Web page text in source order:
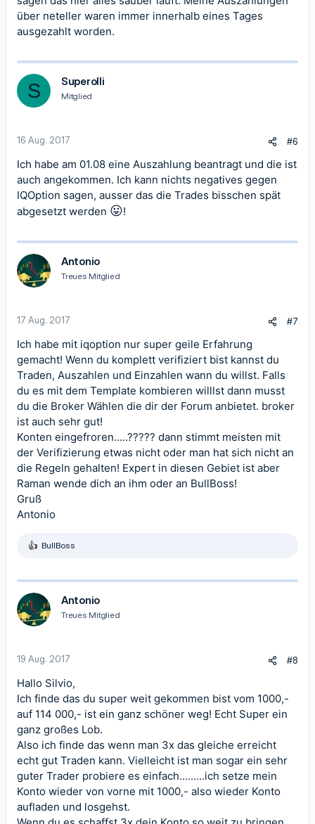
über neteller waren immer innerhalb eines Tages
ausgezahlt worden.
S Superolli
Mitglied
16 Aug. 2017 #6
Ich habe am 01.08 eine Auszahlung beantragt und die ist
auch angekommen. Ich kann nichts negatives gegen
IQOption sagen, ausser das die Trades bisschen spät
abgesetzt werden 😛!
Antonio
Treues Mitglied
17 Aug. 2017 #7
Ich habe mit iqoption nur super geile Erfahrung
gemacht! Wenn du komplett verifiziert bist kannst du
Traden, Auszahlen und Einzahlen wann du willst. Falls
du es mit dem Template kombieren willlst dann musst
du die Broker Wählen die dir der Forum anbietet. broker
ist auch sehr gut!
Konten eingefroren.....????? dann stimmt meisten mit
der Verifizierung etwas nicht oder man hat sich nicht an
die Regeln gehalten! Expert in diesen Gebiet ist aber
Raman wende dich an ihm oder an BullBoss!
Gruß
Antonio
R
k
t
i
o
n
:
BullBoss
Antonio
Treues Mitglied
19 Aug. 2017 #8
Hallo Silvio,
Ich finde das du super weit gekommen bist vom 1000,-
auf 114 000,- ist ein ganz schöner weg! Echt Super ein
ganz großes Lob.
Also ich finde das wenn man 3x das gleiche erreicht
echt gut Traden kann. Vielleicht ist man sogar ein sehr
guter Trader probiere es einfach.........ich setze mein
Konto wieder von vorne mit 1000,- also wieder Konto
aufladen und losgehst.